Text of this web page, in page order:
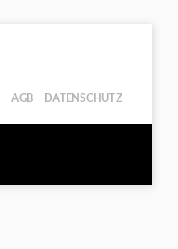
AGB DATENSCHUTZ